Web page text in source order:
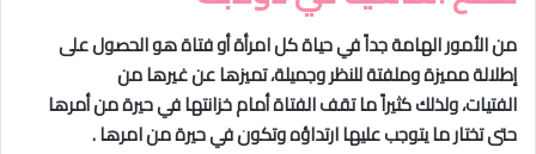
من الأمور الهامة جداً في حياة كل امرأة أو فتاة هو الحصول على
إطلالة مميزة وملفتة للنظر وجميلة، تميزها عن غيرها من
الفتيات، ولذلك كثيراً ما تقف الفتاة أمام خزانتها في حيرة من أمرها
حتى تختار ما يتوجب عليها ارتداؤه وتكون في حيرة من امرها .